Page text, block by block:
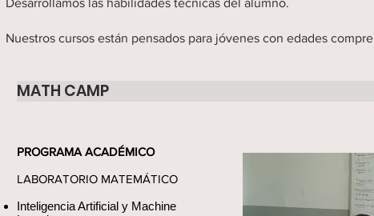
Desarrollamos las habilidades técnicas del alumno.
Nuestros cursos están pensados para jóvenes con edades
MATH CAMP
PROGRAMA ACADÉMICO
LABORATORIO MATEMÁTICO
Inteligencia Artificial y Machine